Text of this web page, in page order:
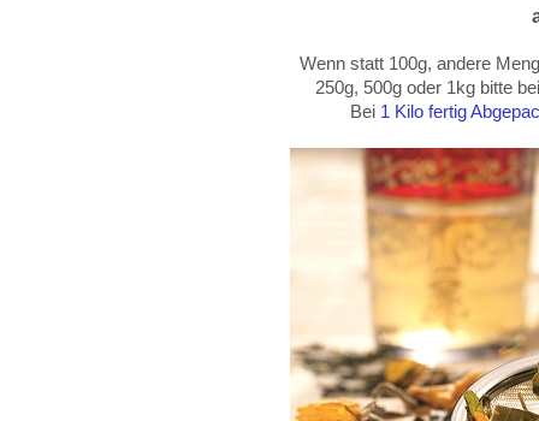
Wenn statt 100g, andere
250g, 500g oder 1kg bitte
Bei 1 Kilo fertig